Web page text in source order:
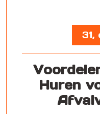
31,
Huren